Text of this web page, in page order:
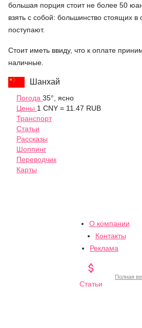
большая порция стоит не более 50
взять с собой: большинство стоящих в
поступают.
Стоит иметь ввиду, что к оплате
наличные.
Шанхай
Погода 35°, ясно
Цены 1 CNY = 11.47 RUB
Транспорт
Статьи
Рассказы
Шоппинг
Переводчик
Карты
О компании
Контакты
Реклама

Статьи
Полная